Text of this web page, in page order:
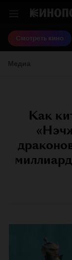
Смотреть кино
Как